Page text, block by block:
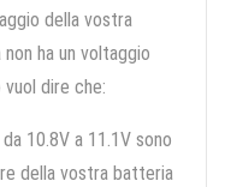
della vostra
ha un voltaggio
vuol dire che:
10.8V a 11.1V sono
della vostra batteria